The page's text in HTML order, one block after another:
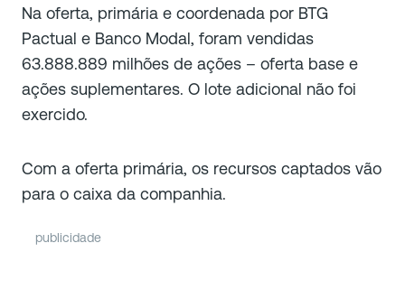
Na oferta, primária e coordenada por BTG
Pactual e Banco Modal, foram vendidas
63.888.889 milhões de ações – oferta base e
ações suplementares. O lote adicional não foi
exercido.
Com a oferta primária, os recursos captados vão
para o caixa da companhia.
publicidade